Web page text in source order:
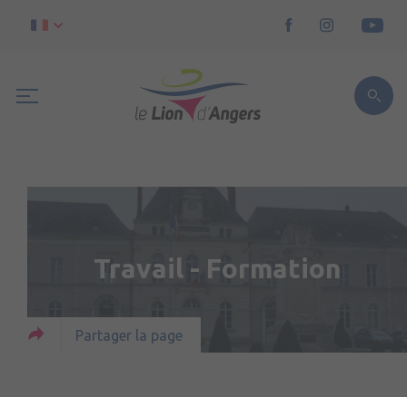
Travail - Formation
Partager la page